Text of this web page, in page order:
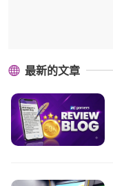
最新的文章